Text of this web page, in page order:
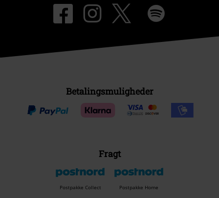
Betalingsmuligheder
Fragt
Postpakke Collect Postpakke Home